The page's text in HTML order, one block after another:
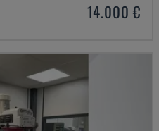
14.000 €